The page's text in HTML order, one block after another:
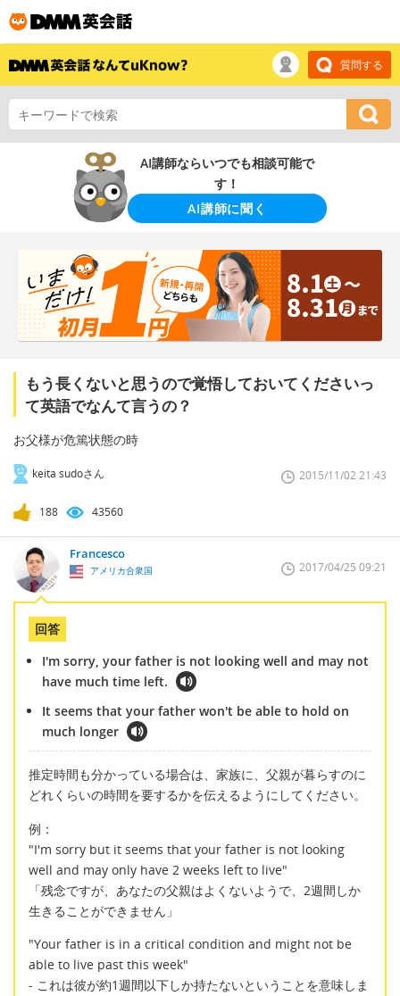
質問する
AI講師ならいつでも相談可能で
す！
AI講師に聞く
もう長くないと思うので覚悟しておいてくださいっ
て英語でなんて言うの？
お父様が危篤状態の時
keita sudoさん 2015/11/02 21:43
188 43560
Francesco
アメリカ合衆国 2017/04/25 09:21
回答
I'm sorry, your father is not looking well and may not
have much time left.
It seems that your father won't be able to hold on
much longer
推定時間も分かっている場合は、家族に、父親が暮らすのに
どれくらいの時間を要するかを伝えるようにしてください。
例：
"I'm sorry but it seems that your father is not looking
well and may only have 2 weeks left to live"
「残念ですが、あなたの父親はよくないようで、2週間しか
生きることができません」
"Your father is in a critical condition and might not be
able to live past this week"
- これは彼が約1週間以下しか持たないということを意味しま